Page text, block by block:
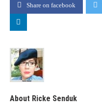
Share on facebook
About Ricke Senduk